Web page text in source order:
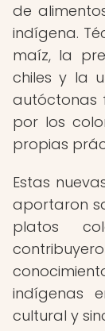
de
indígena.
maíz, la
chiles y la
autóctonas
por los
propias
Estas
aportaron
platos
indígenas
cultural y